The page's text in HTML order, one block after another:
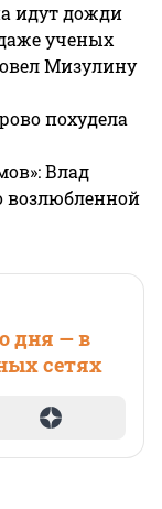
идут дожди
ученых
Мизулину
похудела
Влад
возлюбленной
дня — в
сетях